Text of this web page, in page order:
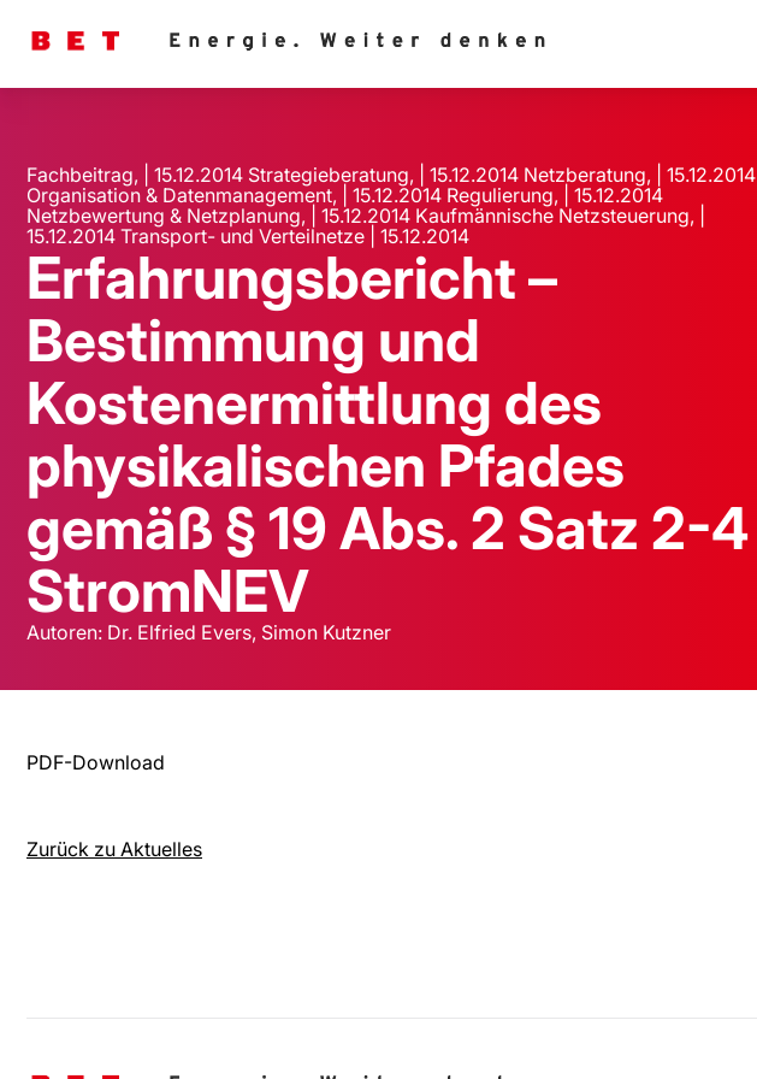
Fachbeitrag, | 15.12.2014 Strategieberatung, | 15.12.2014 Netzberatung, | 15.12.2014
Organisation & Datenmanagement, | 15.12.2014 Regulierung, | 15.12.2014
Netzbewertung & Netzplanung, | 15.12.2014 Kaufmännische Netzsteuerung, |
15.12.2014 Transport- und Verteilnetze | 15.12.2014
Erfahrungsbericht –
Bestimmung und
Kostenermittlung des
physikalischen Pfades
gemäß § 19 Abs. 2 Satz 2-4
StromNEV
Autoren: Dr. Elfried Evers, Simon Kutzner
PDF-Download
Zurück zu Aktuelles